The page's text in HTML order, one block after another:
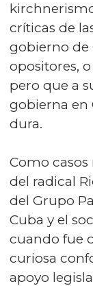
críticas de
gobierno de
opositores,
pero que a
gobierna en
dura.
Como
del radical
del Grupo
Cuba y el
cuando fue
curiosa
apoyo